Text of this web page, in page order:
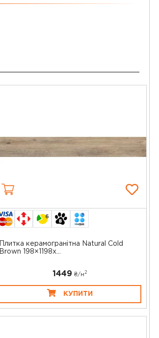
6
Плитка керамогранітна Natural Cold
Brown 198×1198x...
1449 ₴/м2
КУПИТИ